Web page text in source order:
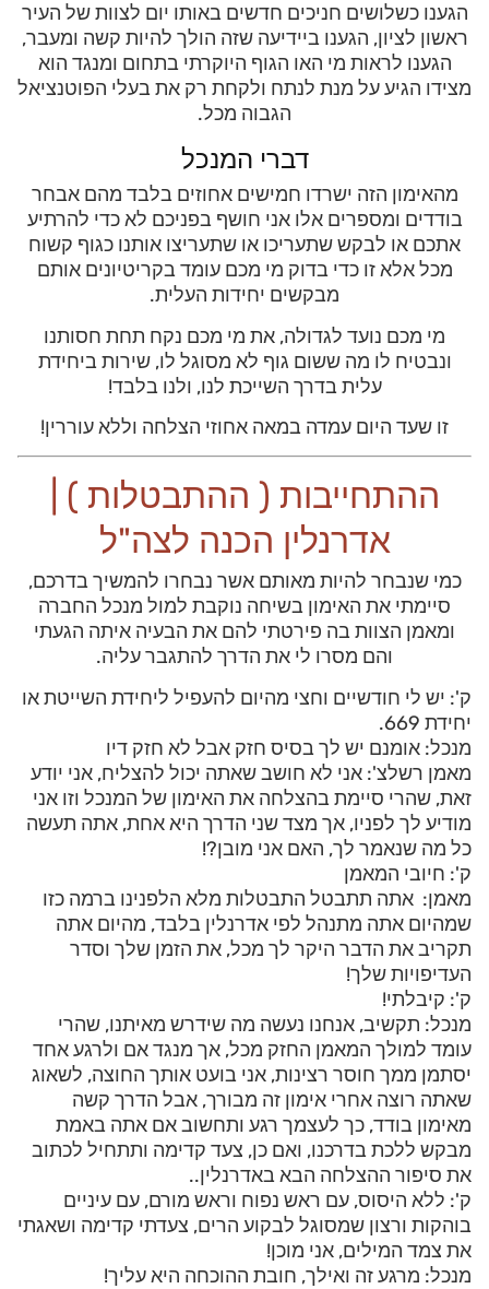
הגענו כשלושים חניכים חדשים באותו יום לצוות של העיר
ראשון לציון, הגענו ביידיעה שזה הולך להיות קשה ומעבר,
הגענו לראות מי האו הגוף היוקרתי בתחום ומנגד הוא
מצידו הגיע על מנת לנתח ולקחת רק את בעלי הפוטנציאל
הגבוה מכל.
דברי המנכל
מהאימון הזה ישרדו חמישים אחוזים בלבד מהם אבחר
בודדים ומספרים אלו אני חושף בפניכם לא כדי להרתיע
אתכם או לבקש שתעריכו או שתעריצו אותנו כגוף קשוח
מכל אלא זו כדי בדוק מי מכם עומד בקריטיונים אותם
מבקשים יחידות העלית.
מי מכם נועד לגדולה, את מי מכם נקח תחת חסותנו
ונבטיח לו מה ששום גוף לא מסוגל לו, שירות ביחידת
עלית בדרך השייכת לנו, ולנו בלבד!
זו שעד היום עמדה במאה אחוזי הצלחה וללא עוררין!
ההתחייבות ( ההתבטלות ) |
אדרנלין הכנה לצה"ל
כמי שנבחר להיות מאותם אשר נבחרו להמשיך בדרכם,
סיימתי את האימון בשיחה נוקבת למול מנכל החברה
ומאמן הצוות בה פירטתי להם את הבעיה איתה הגעתי
והם מסרו לי את הדרך להתגבר עליה.
ק': יש לי חודשיים וחצי מהיום להעפיל ליחידת השייטת או
יחידת 669.
מנכל: אומנם יש לך בסיס חזק אבל לא חזק דיו
מאמן רשלצ': אני לא חושב שאתה יכול להצליח, אני יודע
זאת, שהרי סיימת בהצלחה את האימון של המנכל וזו אני
מודיע לך לפניו, אך מצד שני הדרך היא אחת, אתה תעשה
כל מה שנאמר לך, האם אני מובן?!
ק': חיובי המאמן
מאמן: אתה תתבטל התבטלות מלא הלפנינו ברמה כזו
שמהיום אתה מתנהל לפי אדרנלין בלבד, מהיום אתה
תקריב את הדבר היקר לך מכל, את הזמן שלך וסדר
העדיפויות שלך!
ק': קיבלתי!
מנכל: תקשיב, אנחנו נעשה מה שידרש מאיתנו, שהרי
עומד למולך המאמן החזק מכל, אך מנגד אם ולרגע אחד
יסתמן ממך חוסר רצינות, אני בועט אותך החוצה, לשאוג
שאתה רוצה אחרי אימון זה מבורך, אבל הדרך קשה
מאימון בודד, כך לעצמך רגע ותחשוב אם אתה באמת
מבקש ללכת בדרכנו, ואם כן, צעד קדימה ותתחיל לכתוב
את סיפור ההצלחה הבא באדרנלין..
ק': ללא היסוס, עם ראש נפוח וראש מורם, עם עיניים
בוהקות ורצון שמסוגל לבקוע הרים, צעדתי קדימה ושאגתי
את צמד המילים, אני מוכן!
מנכל: מרגע זה ואילך, חובת ההוכחה היא עליך!